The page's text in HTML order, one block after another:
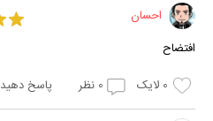
احسان
افتضاح
0 لایک 0 نظر پاسخ دهید